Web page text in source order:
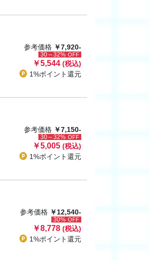
参考価格 ￥7,920-
30～32% OFF
￥5,544 (税込)
1%ポイント還元
参考価格 ￥7,150-
30～32% OFF
￥5,005 (税込)
1%ポイント還元
参考価格 ￥12,540-
30% OFF
￥8,778 (税込)
1%ポイント還元